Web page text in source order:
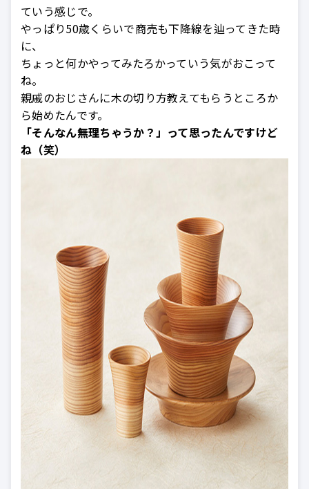
ていう感じで。
やっぱり50歳くらいで商売も下降線を辿ってきた時
に、
ちょっと何かやってみたろかっていう気がおこって
ね。
親戚のおじさんに木の切り方教えてもらうところか
ら始めたんです。
「そんなん無理ちゃうか？」って思ったんですけど
ね（笑）